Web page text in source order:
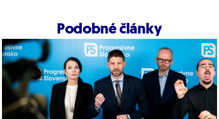
Podobné články